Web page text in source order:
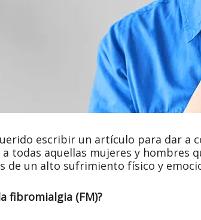
escribir un artículo para dar a
todas aquellas mujeres y hombres
de un alto sufrimiento físico y
fibromialgia (FM)?